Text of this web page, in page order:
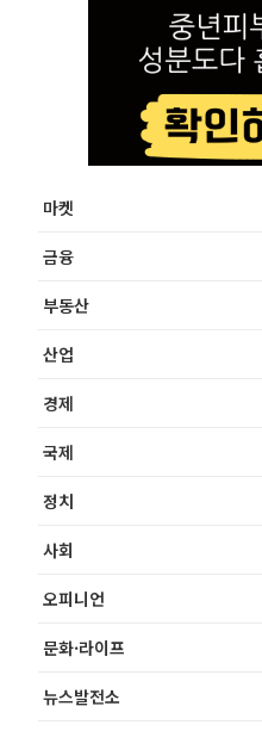
마켓
금융
부동산
산업
경제
국제
정치
사회
오피니언
문화·라이프
뉴스발전소